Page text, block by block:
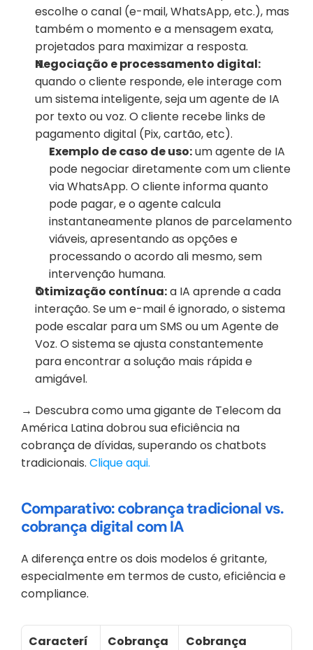
escolhe o canal (e-mail, WhatsApp, etc.), mas
também o momento e a mensagem exata,
projetados para maximizar a resposta.
Negociação e processamento digital:
quando o cliente responde, ele interage com
um sistema inteligente, seja um agente de IA
por texto ou voz. O cliente recebe links de
pagamento digital (Pix, cartão, etc).
Exemplo de caso de uso: um agente de IA
pode negociar diretamente com um cliente
via WhatsApp. O cliente informa quanto
pode pagar, e o agente calcula
instantaneamente planos de parcelamento
viáveis, apresentando as opções e
processando o acordo ali mesmo, sem
intervenção humana.
Otimização contínua: a IA aprende a cada
interação. Se um e-mail é ignorado, o sistema
pode escalar para um SMS ou um Agente de
Voz. O sistema se ajusta constantemente
para encontrar a solução mais rápida e
amigável.
→ Descubra como uma gigante de Telecom da
América Latina dobrou sua eficiência na
cobrança de dívidas, superando os chatbots
tradicionais. Clique aqui.
Comparativo: cobrança tradicional vs.
cobrança digital com IA
A diferença entre os dois modelos é gritante,
especialmente em termos de custo, eficiência e
compliance.
Caracterí
Cobrança
Cobrança